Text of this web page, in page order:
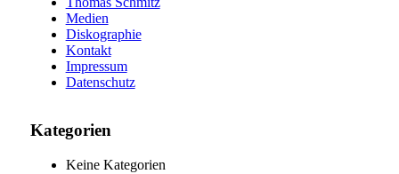
Medien
Diskographie
Kontakt
Impressum
Datenschutz
Kategorien
Keine Kategorien